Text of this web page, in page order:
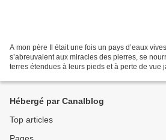
A mon père Il était une fois un pays d’eaux
s’abreuvaient aux miracles des pierres, se
terres étendues à leurs pieds et à perte de vue
Hébergé par Canalblog
Top articles